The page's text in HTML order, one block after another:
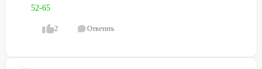
52-65
2 Ответить